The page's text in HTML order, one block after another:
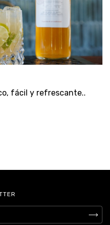
fácil y refrescante..